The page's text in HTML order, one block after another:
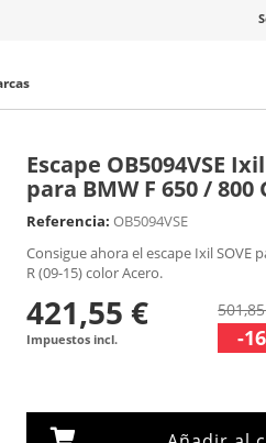
Escape OB5094VSE
para BMW F 650 / 800
Referencia: OB5094VSE
Consigue ahora el escape Ixil SOVE
R (09-15) color Acero.
421,55 €
Impuestos incl. -